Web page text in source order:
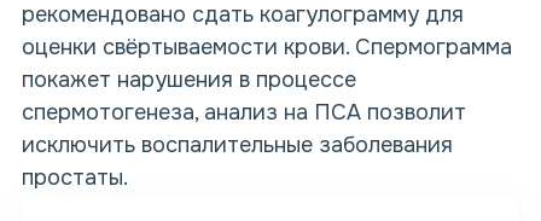
рекомендовано сдать коагулограмму для
оценки свёртываемости крови. Спермограмма
покажет нарушения в процессе
спермотогенеза, анализ на ПСА позволит
исключить воспалительные заболевания
простаты.